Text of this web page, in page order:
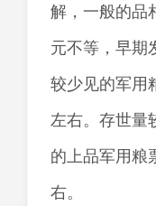
解，一般的品
元不等，早期
较少见的军用
左右。存世量
的上品军用粮
右。